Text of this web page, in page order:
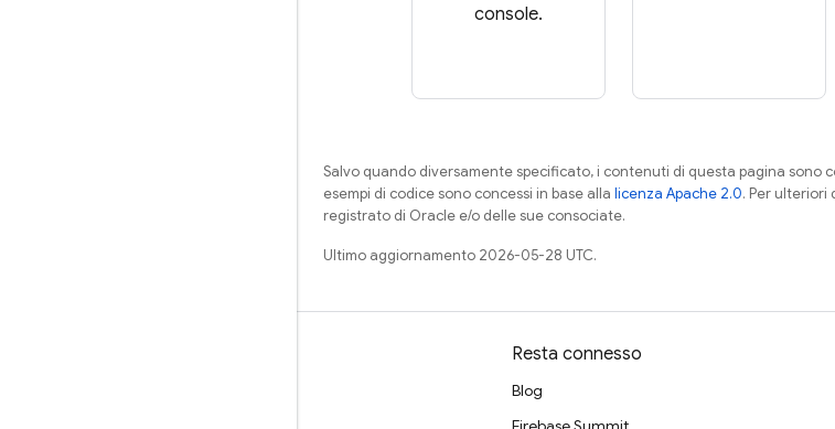
console.
Salvo quando diversamente specificato, i contenuti di questa pagina sono
esempi di codice sono concessi in base alla licenza Apache 2.0. Per ulteriori
registrato di Oracle e/o delle sue consociate.
Ultimo aggiornamento 2026-05-28 UTC.
Resta connesso
Blog